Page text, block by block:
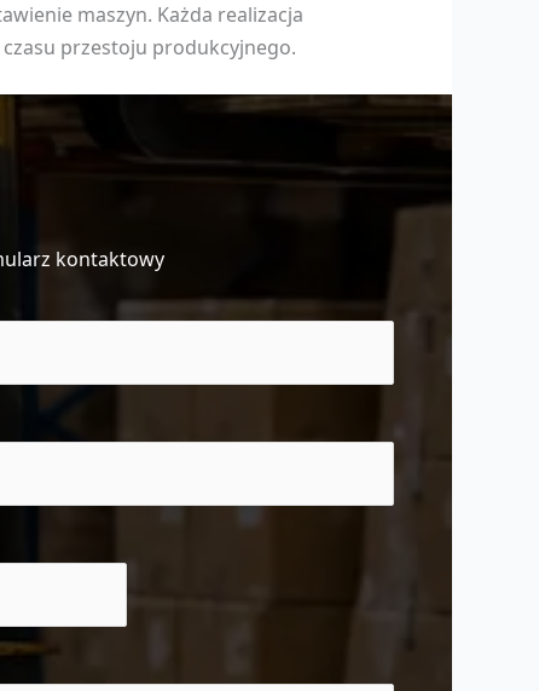
maszyn. Każda realizacja
przestoju produkcyjnego.
kontaktowy